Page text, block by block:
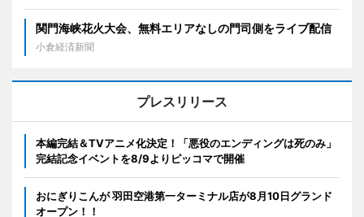
関門海峡花火大会、無料エリアなしの門司側をライブ配信
小倉経済新聞
プレスリリース
本編完結＆TVアニメ化決定！「悪役のエンディングは死のみ」
完結記念イベントを8/9よりピッコマで開催
おにぎりこんが 羽田空港第一ターミナル店が8月10日グランド
オープン！！